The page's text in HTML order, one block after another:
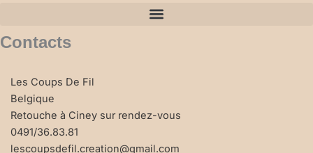
Contacts
Les Coups De Fil
Belgique
Retouche à Ciney sur rendez-vous
0491/36.83.81
lescoupsdefil.creation@gmail.com